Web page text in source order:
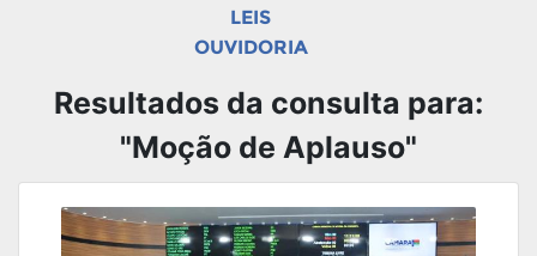
LEIS
OUVIDORIA
Resultados da consulta para:
"Moção de Aplauso"